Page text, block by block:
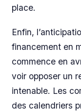
place.
Enfin,
financement en
commence en
voir opposer un
intenable. Les
des calendriers